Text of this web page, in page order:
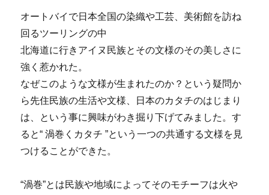
オートバイで日本全国の染織や工芸、美術館を訪ね
回るツーリングの中
北海道に行きアイヌ民族とその文様のその美しさに
強く惹かれた。
なぜこのような文様が生まれたのか？という疑問か
ら先住民族の生活や文様、日本のカタチのはじまり
は、という事に興味がわき掘り下げてみました。す
ると“ 渦巻くカタチ ”という一つの共通する文様を見
つけることができた。
“渦巻”とは民族や地域によってそのモチーフは火や